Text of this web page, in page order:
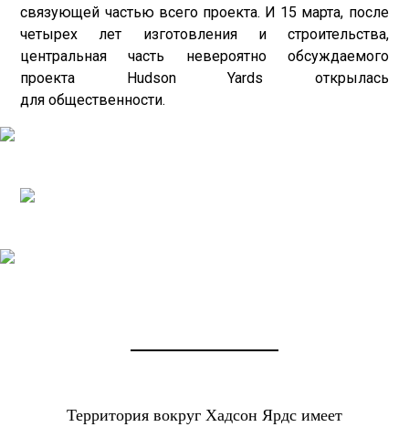
связующей частью всего проекта. И 15 марта, после
четырех лет изготовления и строительства,
центральная часть невероятно обсуждаемого
проекта Hudson Yards открылась
для общественности.
Территория вокруг Хадсон Ярдс имеет